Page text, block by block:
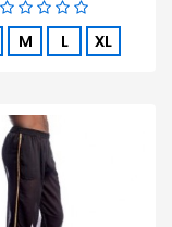
M L XL